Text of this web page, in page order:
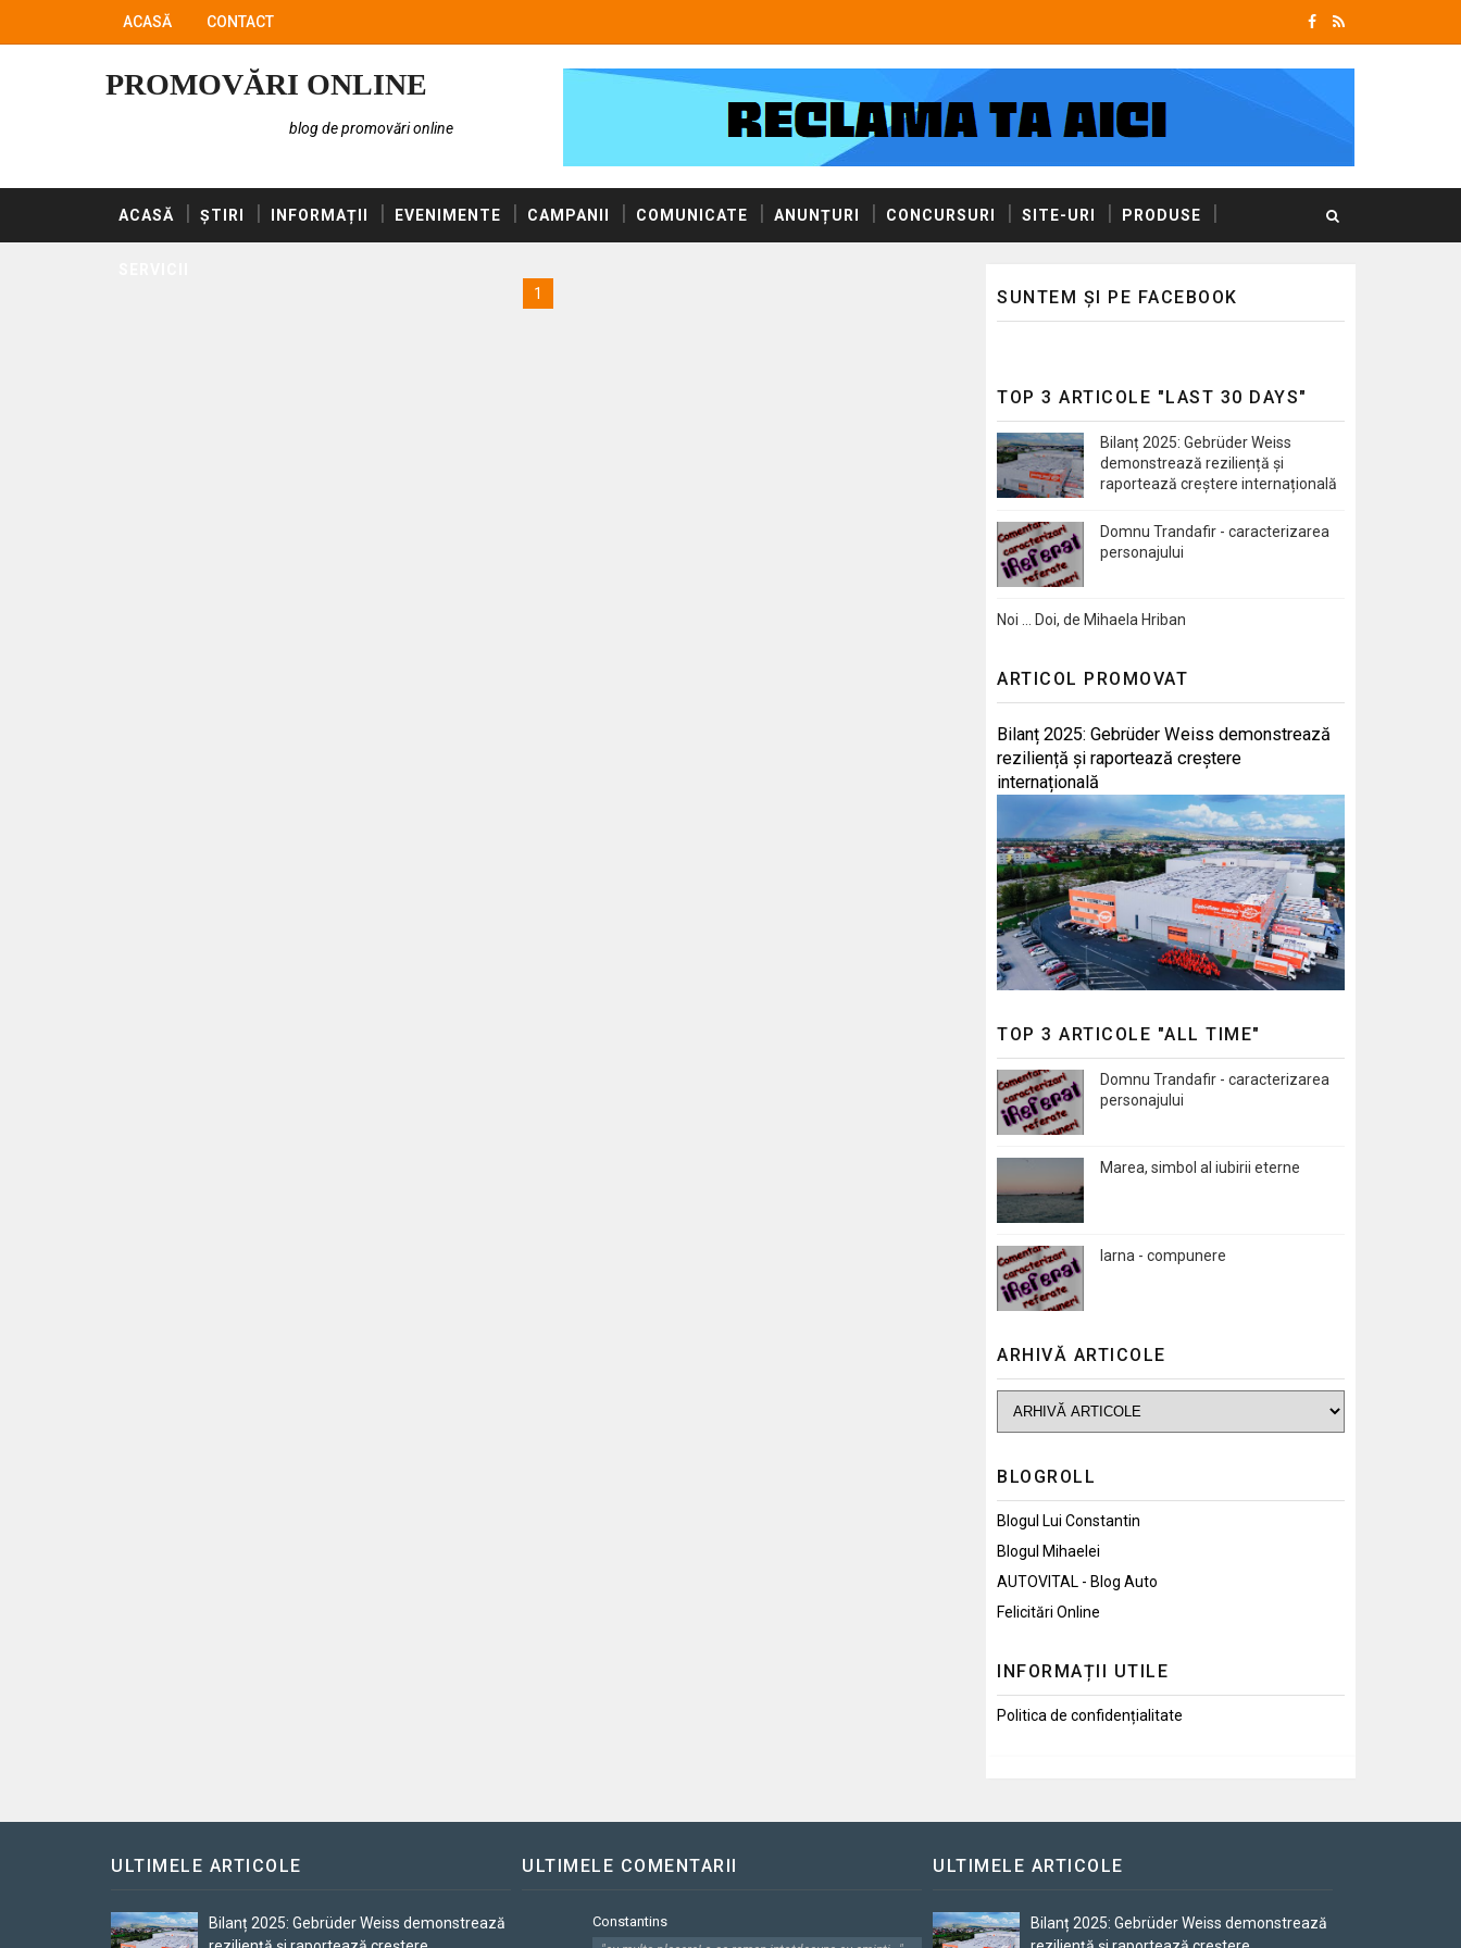
ACASĂ CONTACT
PROMOVĂRI ONLINE
blog de promovări online
ACASĂ ȘTIRI INFORMAȚII EVENIMENTE CAMPANII COMUNICATE ANUNȚURI CONCURSURI SITE-URI PRODUSE
1
SUNTEM ȘI PE FACEBOOK
TOP 3 ARTICOLE "LAST 30 DAYS"
Bilanț 2025: Gebrüder Weiss
demonstrează reziliență și
raportează creștere internațională
Domnu Trandafir - caracterizarea
personajului
Noi … Doi, de Mihaela Hriban
ARTICOL PROMOVAT
Bilanț 2025: Gebrüder Weiss demonstrează
reziliență și raportează creștere
internațională
TOP 3 ARTICOLE "ALL TIME"
Domnu Trandafir - caracterizarea
personajului
Marea, simbol al iubirii eterne
Iarna - compunere
ARHIVĂ ARTICOLE
BLOGROLL
Blogul Lui Constantin
Blogul Mihaelei
AUTOVITAL - Blog Auto
Felicitări Online
INFORMAȚII UTILE
Politica de confidențialitate
ULTIMELE ARTICOLE
Bilanț 2025: Gebrüder Weiss demonstrează
ULTIMELE COMENTARII
Constantins
ULTIMELE ARTICOLE
Bilanț 2025: Gebrüder Weiss demonstrează